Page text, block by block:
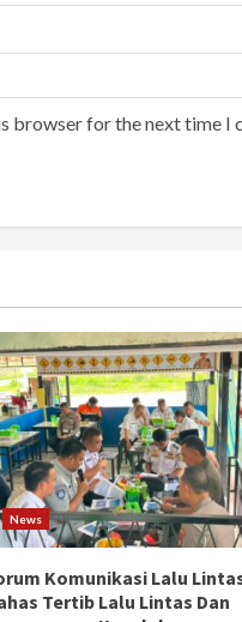
browser for the next time I
News
Komunikasi Lalu
Tertib Lalu Lintas Dan